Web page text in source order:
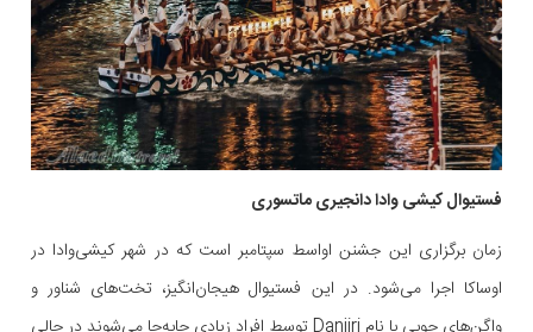
فستیوال کیشی وادا دانجیری ماتسوری
زمان برگزاری این جشنن اواسط سپتامبر است که در شهر کیشی‌وادا در
اوساکا اجرا می‌شود. در این فستیوال هیجان‌انگیز، تخت‌های شناور و